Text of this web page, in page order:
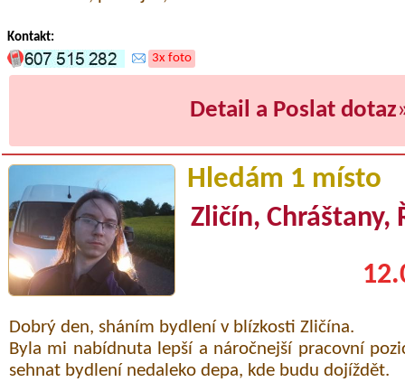
Kontakt:
3x foto
Detail a Poslat dotaz
Hledám 1 místo
Zličín, Chráštany,
Dobrý den, sháním bydlení v blízkosti Zličína.
Byla mi nabídnuta lepší a náročnejší pracovní
sehnat bydlení nedaleko depa, kde budu dojíždět.